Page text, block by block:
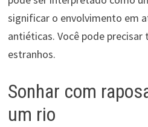
significar o envolvimento em
antiéticas. Você pode precisar
estranhos.
Sonhar com
um rio